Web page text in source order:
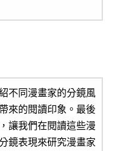
不同漫畫家的分鏡風
來的閱讀印象。最後
讓我們在閱讀這些漫
鏡表現來研究漫畫家